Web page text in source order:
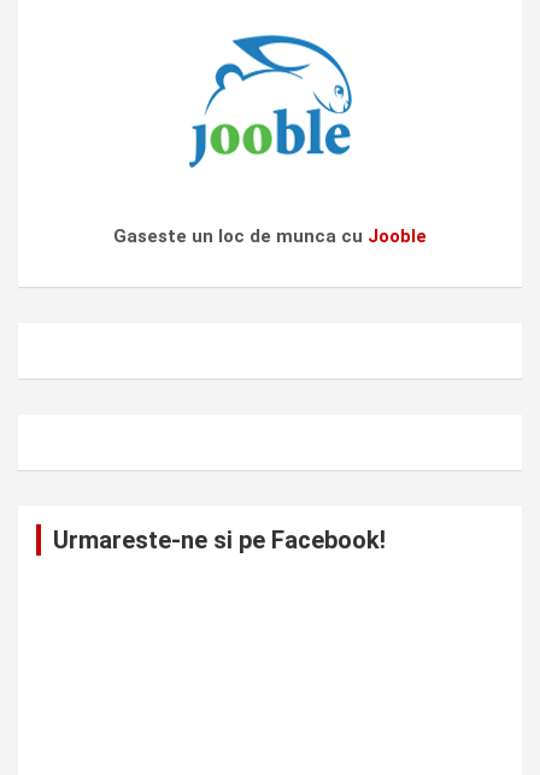
Gaseste un loc de munca cu Jooble
Urmareste-ne si pe Facebook!